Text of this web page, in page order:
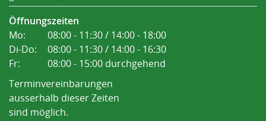
Öffnungszeiten
Mo:
08:00 - 11:30 / 14:00 - 18:00
Di-Do:
08:00 - 11:30 / 14:00 - 16:30
Fr:
08:00 - 15:00 durchgehend
Terminvereinbarungen
ausserhalb dieser Zeiten
sind möglich.